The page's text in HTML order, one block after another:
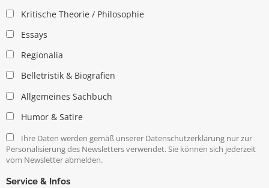
Kritische Theorie / Philosophie
Essays
Regionalia
Belletristik & Biografien
Allgemeines Sachbuch
Humor & Satire
Ihre Daten werden gemäß unserer Datenschutzerklärung nur zur
Personalisierung des Newsletters verwendet. Sie können sich jederzeit
vom Newsletter abmelden.
Service & Infos